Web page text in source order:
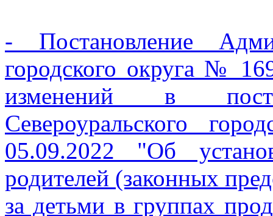
- Постановление
городского округа №
изменений в
Североуральского
05.09.2022 "Об
родителей (законных
за детьми в группах